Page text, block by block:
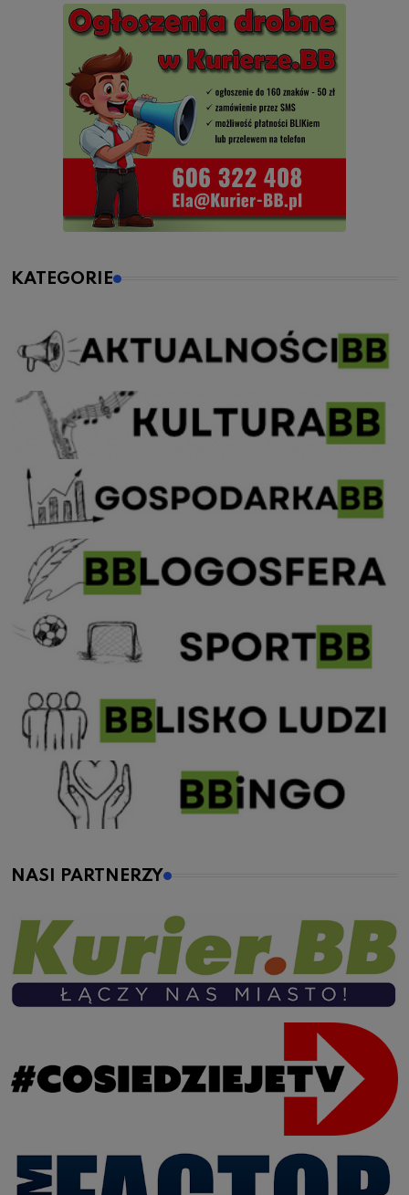
KATEGORIE
NASI PARTNERZY